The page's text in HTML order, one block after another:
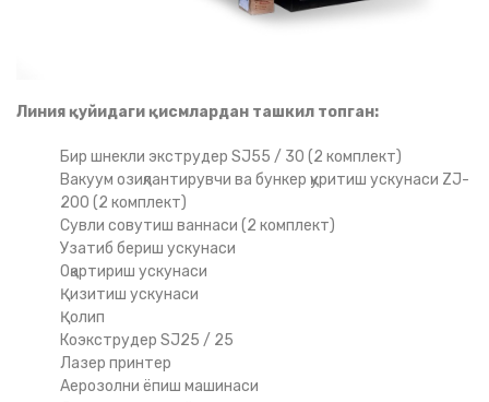
Линия қуйидаги қисмлардан ташкил топган:
Бир шнекли экструдер SJ55 / 30 (2 комплект)
Вакуум озиқлантирувчи ва бункер қуритиш ускунаси ZJ-
200 (2 комплект)
Сувли совутиш ваннаси (2 комплект)
Узатиб бериш ускунаси
Оқартириш ускунаси
Қизитиш ускунаси
Қолип
Коэкструдер SJ25 / 25
Лазер принтер
Аерозолни ёпиш машинаси